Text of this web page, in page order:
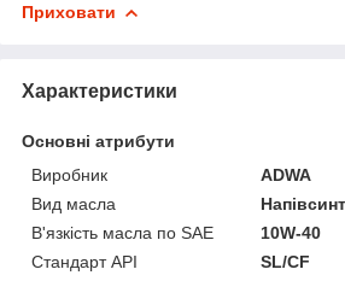
Приховати
Характеристики
Основні атрибути
Виробник
ADWA
Вид масла
В'язкість масла по SAE
10W-40
Стандарт API
SL/CF